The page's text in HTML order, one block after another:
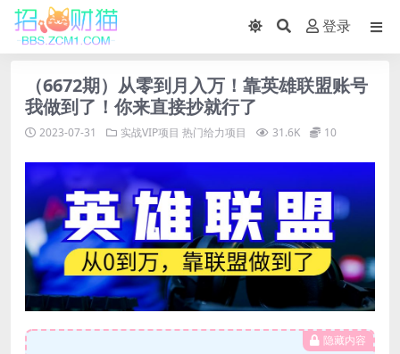
登录
（6672期）从零到月入万！靠英雄联盟账号
我做到了！你来直接抄就行了
2023-07-31 实战VIP项目 热门给力项目 31.6K 10
隐藏内容